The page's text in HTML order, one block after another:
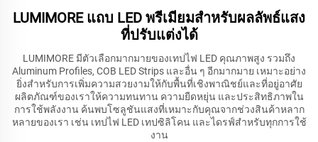
LUMIMORE แถบ LED พรีเมียมสำหรับผลลัพธ์แสง
ที่ปรับแต่งได้
LUMIMORE มีตัวเลือกมากมายของเทปไฟ LED คุณภาพสูง รวมถึง
Aluminum Profiles, COB LED Strips และอื่น ๆ อีกมากมาย เหมาะอย่าง
ยิ่งสำหรับการเพิ่มความสวยงามให้กับพื้นที่เชิงพาณิชย์และที่อยู่อาศัย
ผลิตภัณฑ์ของเราให้ความทนทาน ความยืดหยุ่น และประสิทธิภาพใน
การใช้พลังงาน ค้นพบโซลูชันแสงที่เหมาะกับคุณจากช่วงสินค้าหลาก
หลายของเรา เช่น เทปไฟ LED เทปซิลิโคน และไดรฟ์สำหรับทุกการใช้
งาน